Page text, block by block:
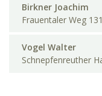
Birkner Joachim
Frauentaler Weg
Vogel Walter
Schnepfenreuther